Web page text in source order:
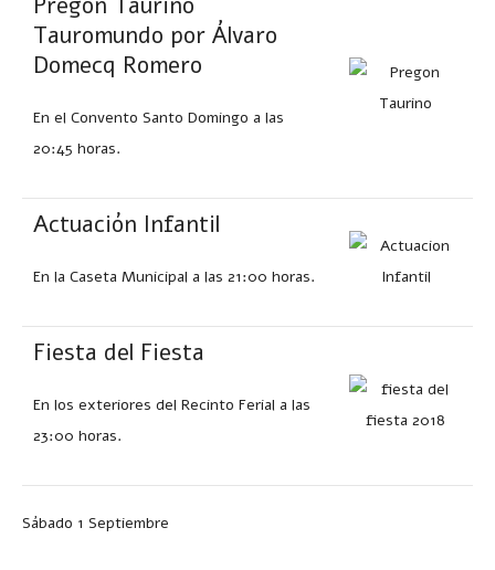
Tauromundo por Álvaro
Domecq Romero
En el Convento Santo Domingo a las
20:45 horas.
Actuación Infantil
En la Caseta Municipal a las 21:00 horas.
Fiesta del Fiesta
En los exteriores del Recinto Ferial a las
23:00 horas.
Sábado 1 Septiembre